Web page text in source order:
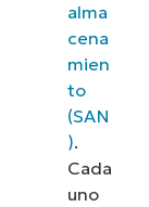
alma
cena
mien
to
(SAN
).
Cada
uno